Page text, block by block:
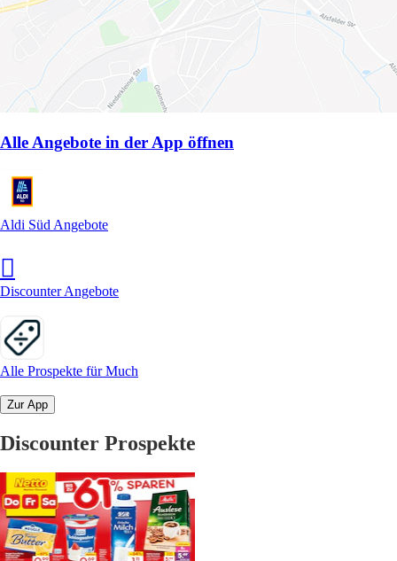
Alle Angebote in der App öffnen
Aldi Süd Angebote
Discounter Angebote
Alle Prospekte für Much
Zur App
Discounter Prospekte